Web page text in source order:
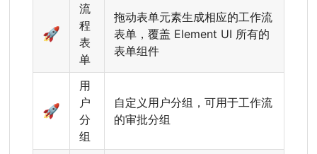
🚀
流
程
表
单
拖动表单元素生成相应的工作流
表单，覆盖 Element UI 所有的
表单组件
🚀
用
户
分
组
自定义用户分组，可用于工作流
的审批分组